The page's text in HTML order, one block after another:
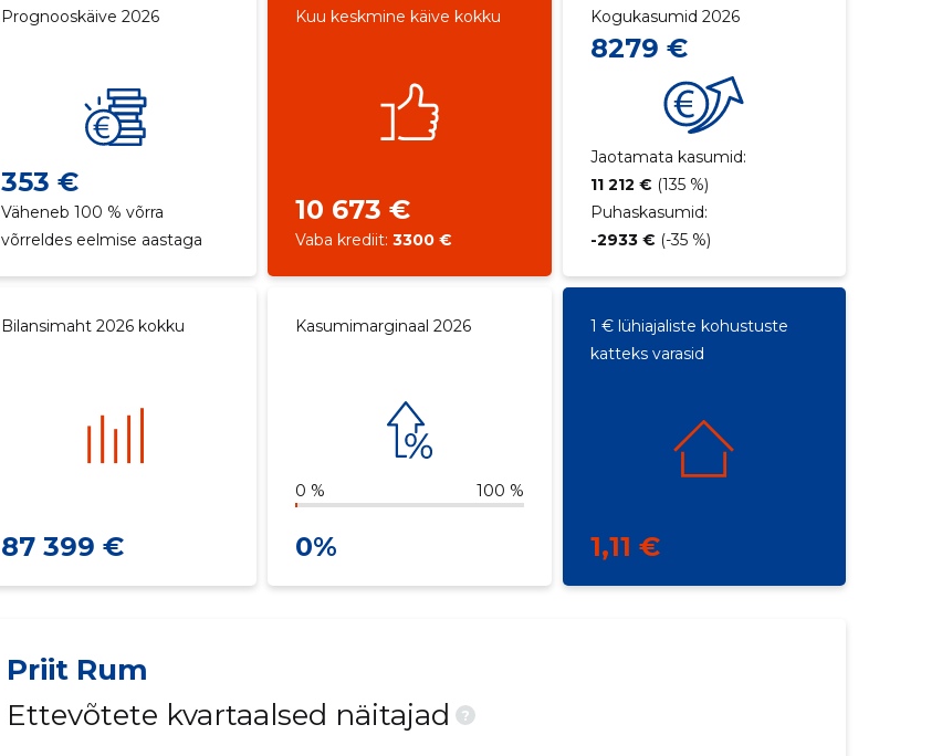
Prognooskäive 2026
353 €
Väheneb 100 % võrra
võrreldes eelmise aastaga
Kuu keskmine käive kokku
10 673 €
Vaba krediit:3300 €
Kogukasumid 2026
8279 €
Jaotamata kasumid:
11 212 € (135 %)
Puhaskasumid:
-2933 € (-35 %)
Bilansimaht 2026 kokku
87 399 €
Kasumimarginaal 2026
0 % 100 %
0%
1 € lühiajaliste kohustuste
katteks varasid
1,11 €
Priit Rum
Ettevõtete kvartaalsed näitajad
?